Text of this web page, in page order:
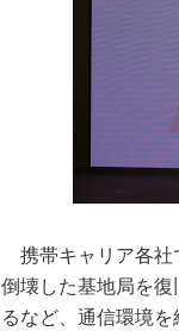
携帯キャリア各社
倒壊した基地局を
るなど、通信環境